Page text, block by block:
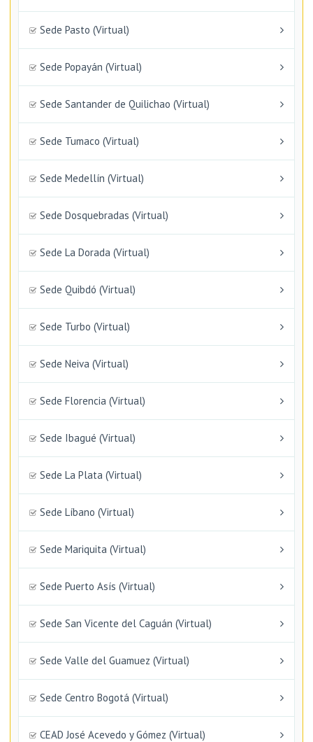
Sede Pasto (Virtual)
Sede Popayán (Virtual)
Sede Santander de Quilichao (Virtual)
Sede Tumaco (Virtual)
Sede Medellín (Virtual)
Sede Dosquebradas (Virtual)
Sede La Dorada (Virtual)
Sede Quibdó (Virtual)
Sede Turbo (Virtual)
Sede Neiva (Virtual)
Sede Florencia (Virtual)
Sede Ibagué (Virtual)
Sede La Plata (Virtual)
Sede Líbano (Virtual)
Sede Mariquita (Virtual)
Sede Puerto Asís (Virtual)
Sede San Vicente del Caguán (Virtual)
Sede Valle del Guamuez (Virtual)
Sede Centro Bogotá (Virtual)
CEAD José Acevedo y Gómez (Virtual)